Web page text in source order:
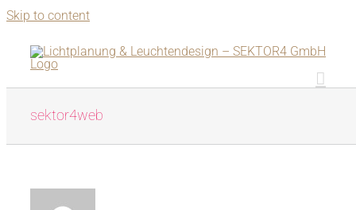
Skip to content
sektor4web